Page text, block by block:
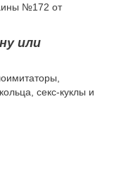
№172 от
или
секс-куклы и